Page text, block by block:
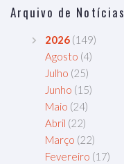
Arquivo de Notícias
2026 (149)
Agosto (4)
Julho (25)
Junho (15)
Maio (24)
Abril (22)
Março (22)
Fevereiro (17)